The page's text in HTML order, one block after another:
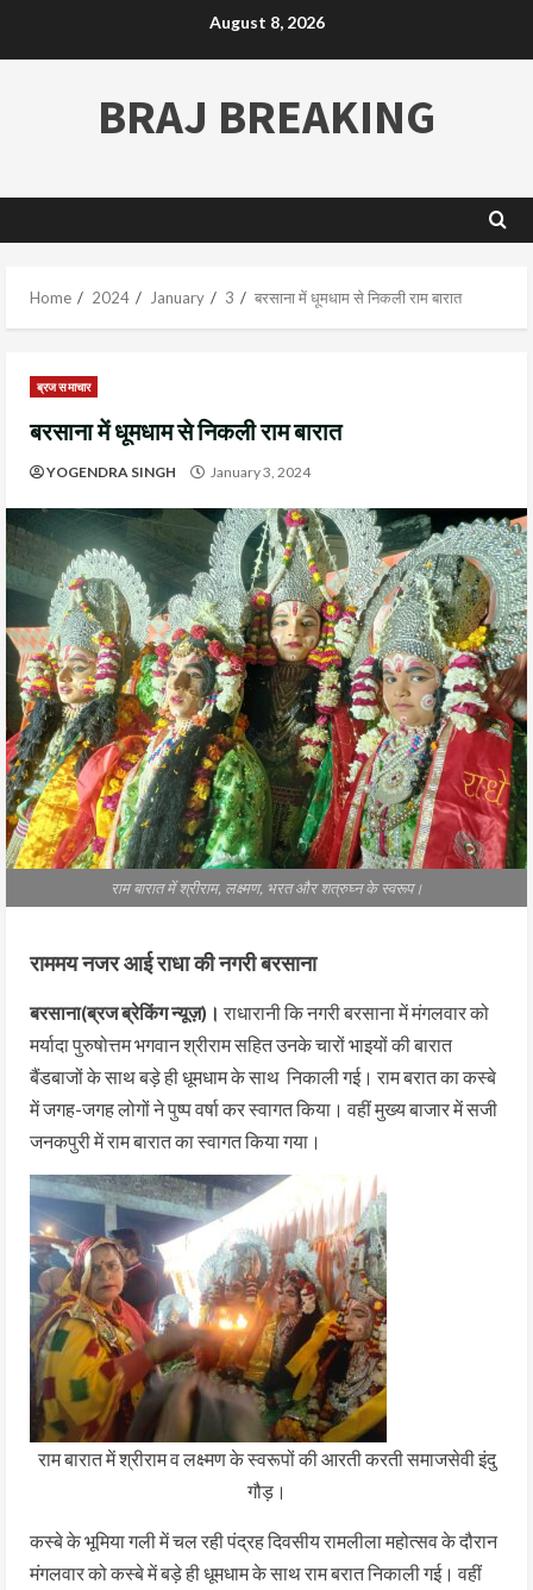
August 8, 2026
BRAJ BREAKING
Home 2024 January 3 बरसाना में धूमधाम से निकली राम बारात
ब्रज समाचार
बरसाना में धूमधाम से निकली राम बारात
YOGENDRA SINGH January 3, 2024
राम बारात में श्रीराम, लक्ष्मण, भरत और शत्रुघ्न के स्वरूप।
राममय नजर आई राधा की नगरी बरसाना
बरसाना(ब्रज ब्रेकिंग न्यूज़)। राधारानी कि नगरी बरसाना में मंगलवार को
मर्यादा पुरुषोत्तम भगवान श्रीराम सहित उनके चारों भाइयों की बारात
बैंडबाजों के साथ बड़े ही धूमधाम के साथ निकाली गई। राम बरात का कस्बे
में जगह-जगह लोगों ने पुष्प वर्षा कर स्वागत किया। वहीं मुख्य बाजार में सजी
जनकपुरी में राम बारात का स्वागत किया गया।
राम बारात में श्रीराम व लक्ष्मण के स्वरूपों की आरती करती समाजसेवी इंदु
गौड़।
कस्बे के भूमिया गली में चल रही पंद्रह दिवसीय रामलीला महोत्सव के दौरान
मंगलवार को कस्बे में बड़े ही धूमधाम के साथ राम बरात निकाली गई। वहीं